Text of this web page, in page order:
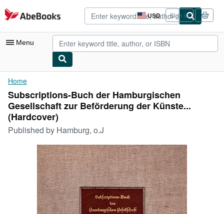
Skip to main content
AbeBooks.com USD
Site
shopping
preferences
Sign in
Menu
My Account
My Purchases
Advanced Search
Browse Collections
Rare Books
Art & Collectibles
Textbooks
Home
Subscriptions-Buch der Hamburgischen
Gesellschaft zur Beförderung der Künste...
(Hardcover)
Published by Hamburg, o.J